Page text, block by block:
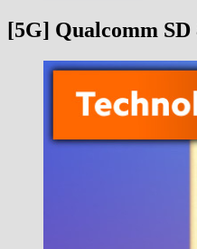
[5G] Qualcomm SD